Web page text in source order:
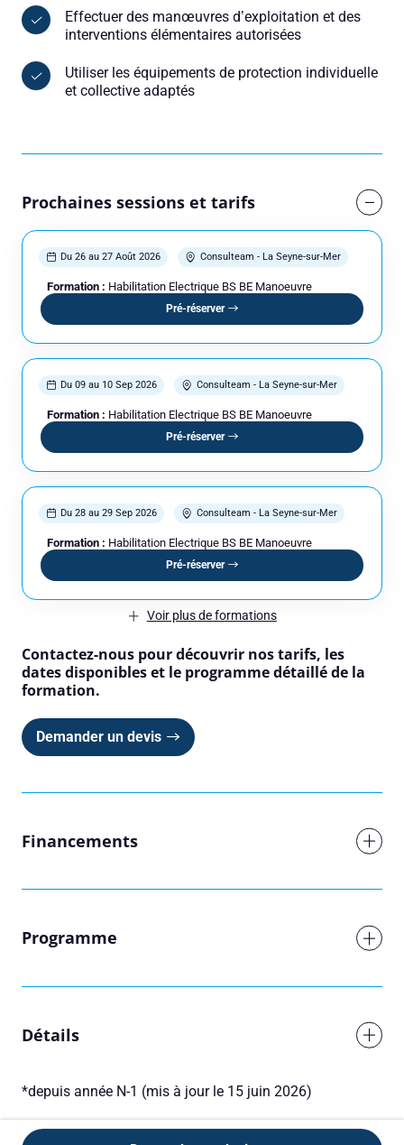
Effectuer des manœuvres d’exploitation et des
interventions élémentaires autorisées
Utiliser les équipements de protection individuelle
et collective adaptés
Prochaines sessions et tarifs
Du 26 au 27 Août 2026 Consulteam - La Seyne-sur-Mer
Formation : Habilitation Electrique BS BE Manoeuvre
Pré-réserver
Du 09 au 10 Sep 2026 Consulteam - La Seyne-sur-Mer
Formation : Habilitation Electrique BS BE Manoeuvre
Pré-réserver
Du 28 au 29 Sep 2026 Consulteam - La Seyne-sur-Mer
Formation : Habilitation Electrique BS BE Manoeuvre
Pré-réserver
Voir plus de formations
Contactez-nous pour découvrir nos tarifs, les
dates disponibles et le programme détaillé de la
formation.
Demander un devis
Financements
Programme
Détails
*depuis année N-1 (mis à jour le 15 juin 2026)
Prénom